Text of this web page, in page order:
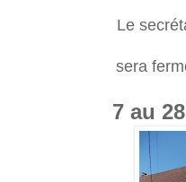
Le
sera
7 au